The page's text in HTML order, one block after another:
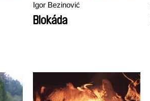
Igor Bezinović
Blokáda